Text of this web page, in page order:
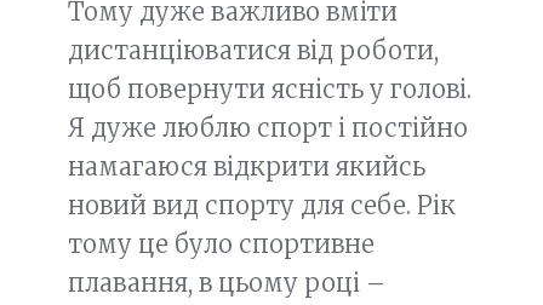
Тому дуже важливо вміти
дистанціюватися від роботи,
щоб повернути ясність у голові.
Я дуже люблю спорт і постійно
намагаюся відкрити якийсь
новий вид спорту для себе. Рік
тому це було спортивне
плавання, в цьому році –